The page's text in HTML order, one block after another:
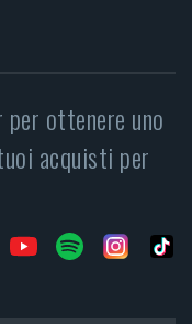
ottenere uno
acquisti per